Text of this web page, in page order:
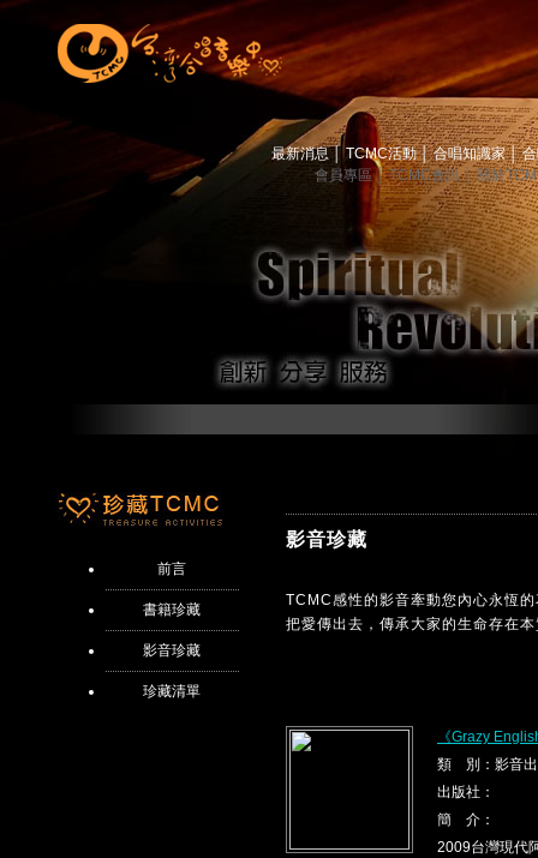
最新消息 TCMC活動│ 合唱知識家│
會員專區│ TCMC會訊│ 關於
前言
書籍珍藏
影音珍藏
珍藏清單
影音珍藏
TCMC感性的影音牽動您內心永恆
把愛傳出去，傳承大家的生命存在
《Grazy
類 別：影音
出版社：
簡 介：
2009台灣現代